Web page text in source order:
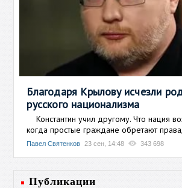
Благодаря Крылову исчезли
русского национализма
Константин учил другому. Что нация
когда простые граждане обретают
Павел Святенков 23 сен, 14:48 343 698
Публикации